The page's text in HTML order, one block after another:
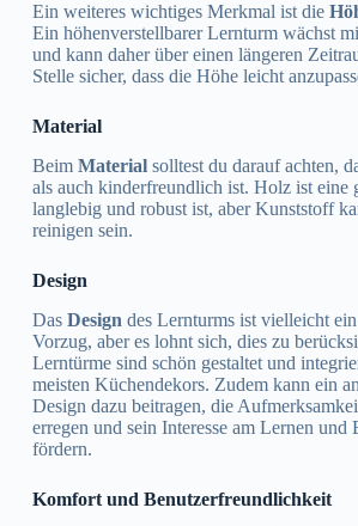
Ein weiteres wichtiges Merkmal ist die
Ein höhenverstellbarer Lernturm wächst
und kann daher über einen längeren
Stelle sicher, dass die Höhe leicht
Material
Beim Material solltest du darauf achten,
als auch kinderfreundlich ist. Holz ist eine
langlebig und robust ist, aber Kunststoff
reinigen sein.
Design
Das Design des Lernturms ist vielleicht
Vorzug, aber es lohnt sich, dies zu
Lerntürme sind schön gestaltet und
meisten Küchendekors. Zudem kann ein
Design dazu beitragen, die
erregen und sein Interesse am Lernen und
fördern.
Komfort und Benutzerfreundlichkeit